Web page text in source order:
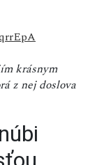
krásnym
z nej doslova